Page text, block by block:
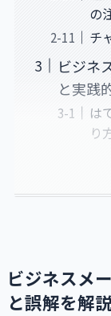
の
チ
ビジネ
と実践
は
り
ビジネスメ
と誤解を解